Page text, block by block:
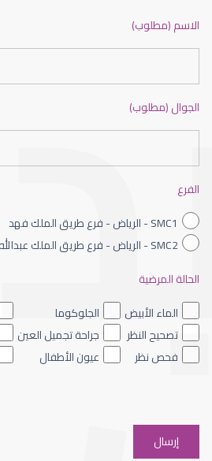
ضعف نظر الاطفال
ضعف نظر العين اليسرى
الاسم (مطلوب)
الجوال (مطلوب)
الفرع
SMC1 - الرياض - فرع طريق الملك فهد
SMC2 - الرياض - فرع طريق الملك عبدالله
الحالة المرضية
الماء الأبيض
الجلوكوما
تصحيح النظر
جراحة تجميل العين
فحص نظر
عيون الأطفال